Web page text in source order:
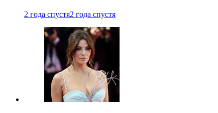
2 года спустя2 года спустя